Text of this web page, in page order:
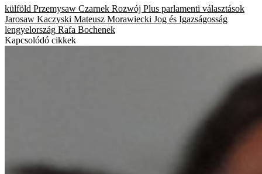
külföld Przemysaw Czarnek Rozwój Plus parlamenti választások
Jarosaw Kaczyski Mateusz Morawiecki Jog és Igazságosság
lengyelország Rafa Bochenek
Kapcsolódó cikkek